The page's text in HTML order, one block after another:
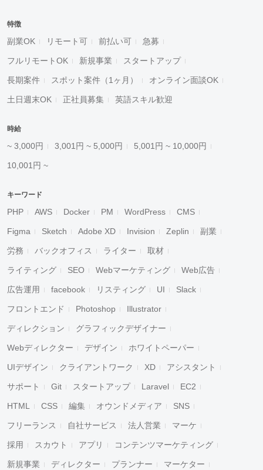
特徴
副業OK リモート可 前払い可 急募
フルリモートOK 新規事業 スタートアップ
長期案件 スポット案件（1ヶ月） オンライン面談OK
土日週末OK 正社員募集 英語スキル歓迎
時給
~ 3,000円 3,001円 ~ 5,000円 5,001円 ~ 10,000円
10,001円 ~
キーワード
PHP AWS Docker PM WordPress CMS
Figma Sketch Adobe XD Invision Zeplin 副業
労務 バックオフィス ライター 取材
ライティング SEO Webマーケティング Web広告
広告運用 facebook リスティング UI Slack
フロントエンド Photoshop Illustrator
ディレクション グラフィックデザイナー
Webディレクター デザイン ホワイトペーパー
UIデザイン クライアントワーク XD アシスタント
サポート Git スタートアップ Laravel EC2
HTML CSS 編集 オウンドメディア SNS
フリーランス 自社サービス 法人営業 マーケ
採用 スカウト アプリ コンテンツマーケティング
新規事業 ディレクター プランナー マーケター